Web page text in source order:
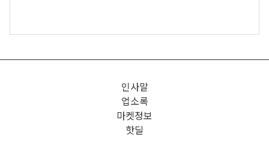
인사말
업소록
마켓정보
핫딜